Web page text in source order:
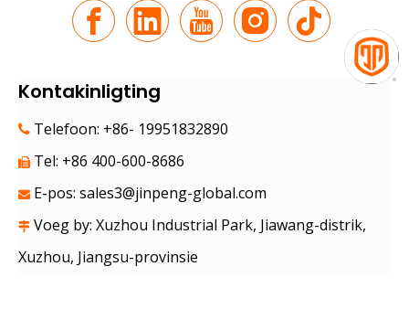
Kontakinligting
 Telefoon: +86- 19951832890
 Tel: +86 400-600-8686
 E-pos: sales3@jinpeng-global.com
 Voeg by: Xuzhou Industrial Park, Jiawang-distrik,
Xuzhou, Jiangsu-provinsie